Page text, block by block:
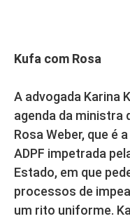
Kufa com Rosa
A advogada Karina
agenda da ministra
Rosa Weber, que é
ADPF impetrada
Estado, em que
processos de
um rito uniforme.